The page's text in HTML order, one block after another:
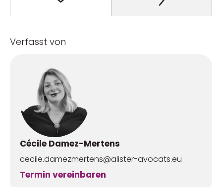
Verfasst von
Cécile Damez-Mertens
cecile.damezmertens@alister-avocats.eu
Termin vereinbaren